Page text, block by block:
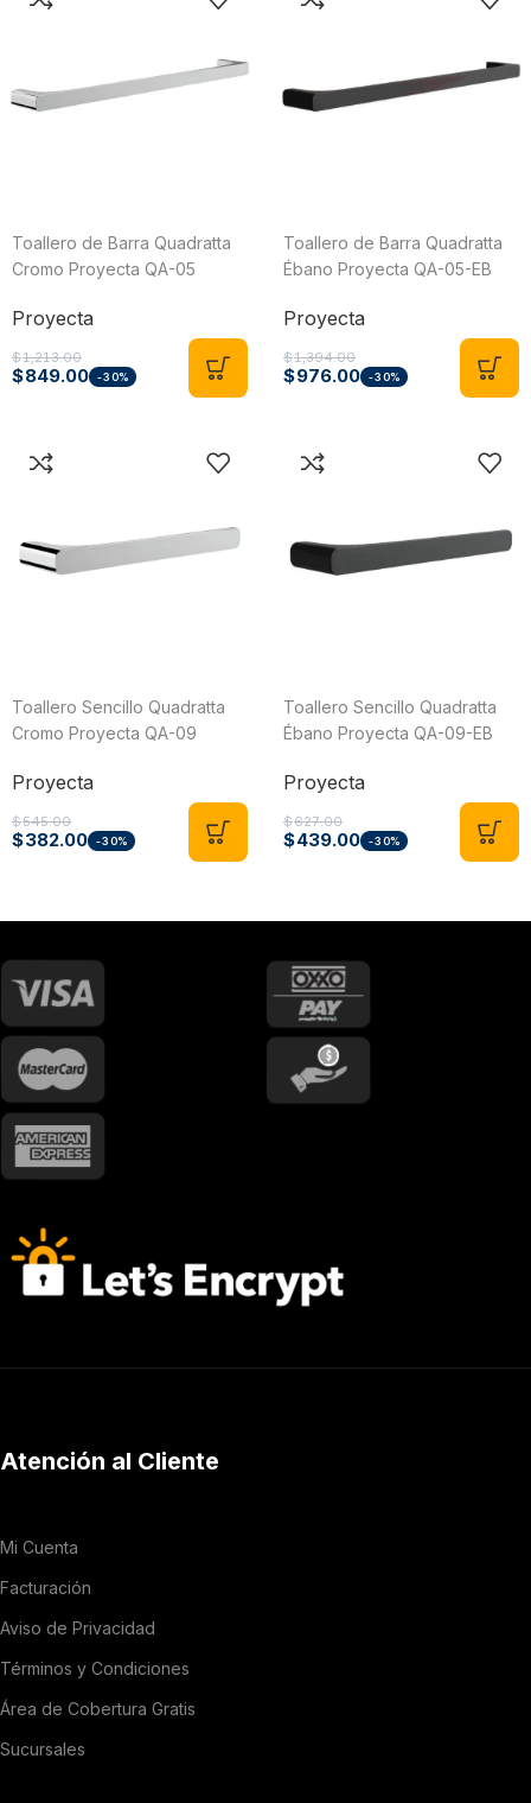
Toallero de Barra Quadratta
Cromo Proyecta QA-05
Proyecta
$1,213.00
$849.00 -30%
Toallero de Barra Quadratta
Ébano Proyecta QA-05-EB
Proyecta
$1,394.00
$976.00 -30%
Toallero Sencillo Quadratta
Cromo Proyecta QA-09
Proyecta
$545.00
$382.00 -30%
Toallero Sencillo Quadratta
Ébano Proyecta QA-09-EB
Proyecta
$627.00
$439.00 -30%
Atención al Cliente
Mi Cuenta
Facturación
Aviso de Privacidad
Términos y Condiciones
Área de Cobertura Gratis
Sucursales